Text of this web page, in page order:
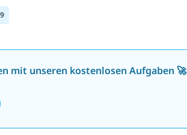
mit unseren kostenlosen Aufgaben 🚀